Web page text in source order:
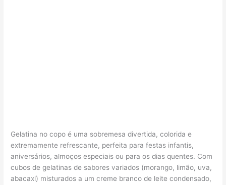
Gelatina no copo é uma sobremesa divertida, colorida e
extremamente refrescante, perfeita para festas infantis,
aniversários, almoços especiais ou para os dias quentes. Com
cubos de gelatinas de sabores variados (morango, limão, uva,
abacaxi) misturados a um creme branco de leite condensado,